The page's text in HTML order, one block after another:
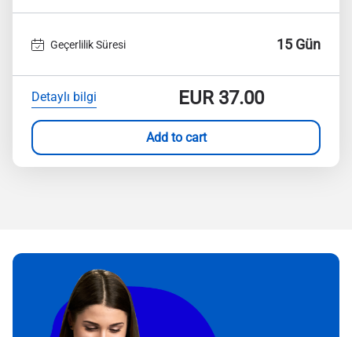
Geçerlilik Süresi 15 Gün
Detaylı bilgi EUR37.00
Add to cart